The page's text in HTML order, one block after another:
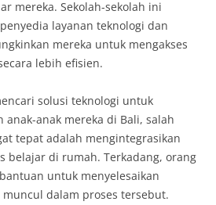
mereka. Sekolah-sekolah ini
layanan teknologi dan
mereka untuk mengakses
lebih efisien.
solusi teknologi untuk
anak mereka di Bali, salah
tepat adalah mengintegrasikan
belajar di rumah. Terkadang, orang
untuk menyelesaikan
dalam proses tersebut.